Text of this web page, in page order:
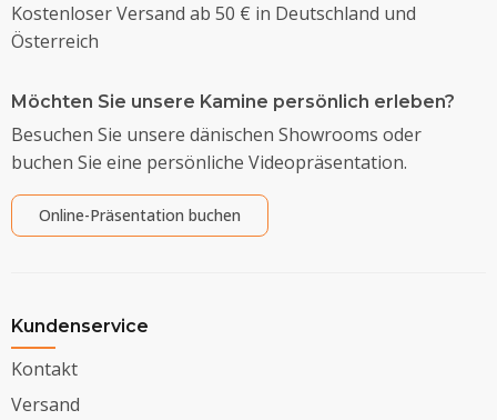
Kostenloser Versand ab 50 € in Deutschland und
Österreich
Möchten Sie unsere Kamine persönlich erleben?
Besuchen Sie unsere dänischen Showrooms oder
buchen Sie eine persönliche Videopräsentation.
Online-Präsentation buchen
Kundenservice
Kontakt
Versand